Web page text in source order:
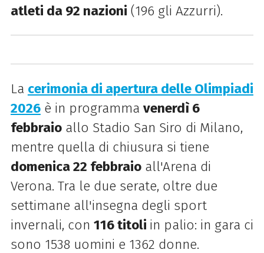
atleti da 92 nazioni (196 gli Azzurri).
La cerimonia di apertura delle Olimpiadi
2026è in programma venerdì 6
febbraioallo Stadio San Siro di Milano,
mentre quella di chiusura si tiene
domenica 22 febbraioall'Arena di
Verona. Tra le due serate, oltre due
settimane all'insegna degli sport
invernali, con 116 titoli in palio: in gara ci
sono 1538 uomini e 1362 donne.